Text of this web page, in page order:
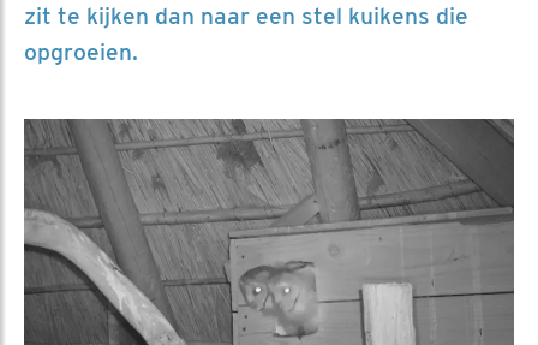
zit te kijken dan naar een stel kuikens die
opgroeien.